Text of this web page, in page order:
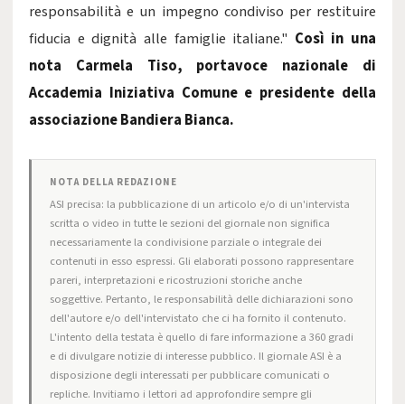
responsabilità e un impegno condiviso per restituire
fiducia e dignità alle famiglie italiane." Così in una
nota Carmela Tiso, portavoce nazionale di
Accademia Iniziativa Comune e presidente della
associazione Bandiera Bianca.
NOTA DELLA REDAZIONE
ASI precisa: la pubblicazione di un articolo e/o di un'intervista
scritta o video in tutte le sezioni del giornale non significa
necessariamente la condivisione parziale o integrale dei
contenuti in esso espressi. Gli elaborati possono rappresentare
pareri, interpretazioni e ricostruzioni storiche anche
soggettive. Pertanto, le responsabilità delle dichiarazioni sono
dell'autore e/o dell'intervistato che ci ha fornito il contenuto.
L'intento della testata è quello di fare informazione a 360 gradi
e di divulgare notizie di interesse pubblico. Il giornale ASI è a
disposizione degli interessati per pubblicare comunicati o
repliche. Invitiamo i lettori ad approfondire sempre gli